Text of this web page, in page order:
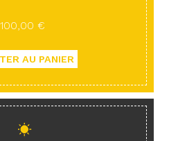
100,00 €